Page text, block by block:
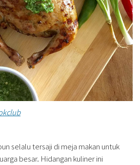
selalu tersaji di meja makan untuk
besar. Hidangan kuliner ini